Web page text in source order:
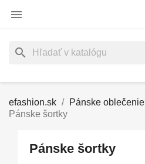

search
efashion.sk Pánske oblečenie
Pánske šortky
Pánske šortky